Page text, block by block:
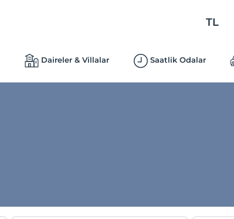
TL
Daireler & Villalar Saatlik Odalar